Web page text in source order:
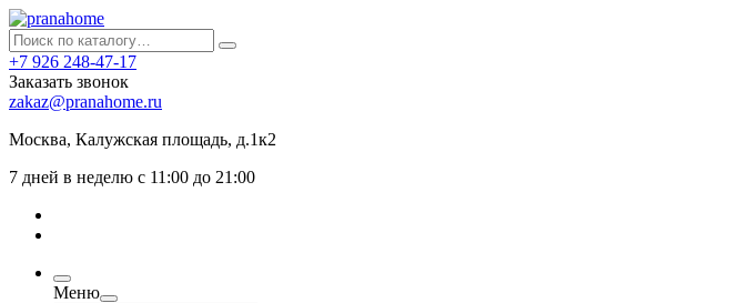
+7 926 248-47-17
Заказать звонок
zakaz@pranahome.ru
Москва, Калужская площадь, д.1к2
7 дней в неделю с 11:00 до 21:00
Меню